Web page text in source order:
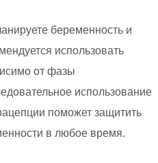
беременность и
использовать
от фазы
использование
поможет защитить
в любое время.